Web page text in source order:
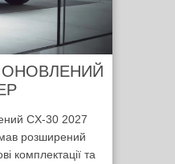
- ОНОВЛЕНИЙ
CX-30 2027
розширений
комплектації та